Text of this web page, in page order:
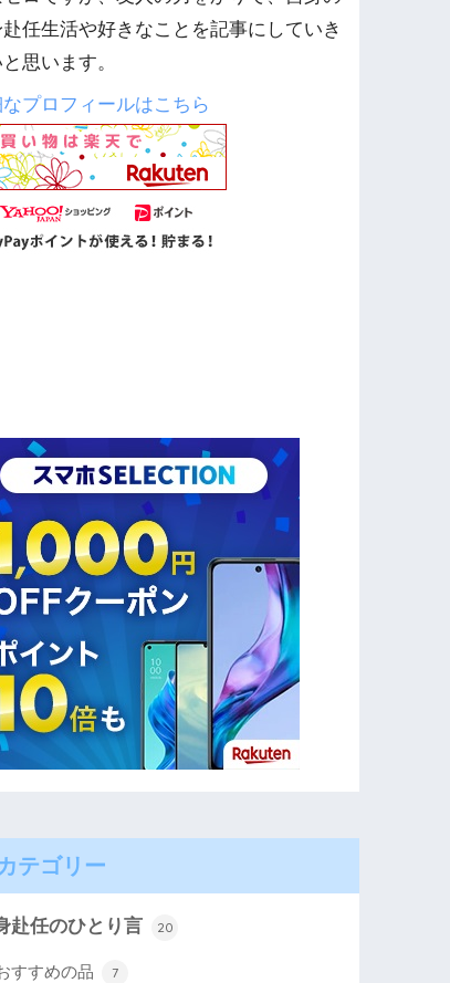
任生活や好きなことを記事にしていき
思います。
プロフィールはこちら
テゴリー
赴任のひとり言 20
すすめの品 7